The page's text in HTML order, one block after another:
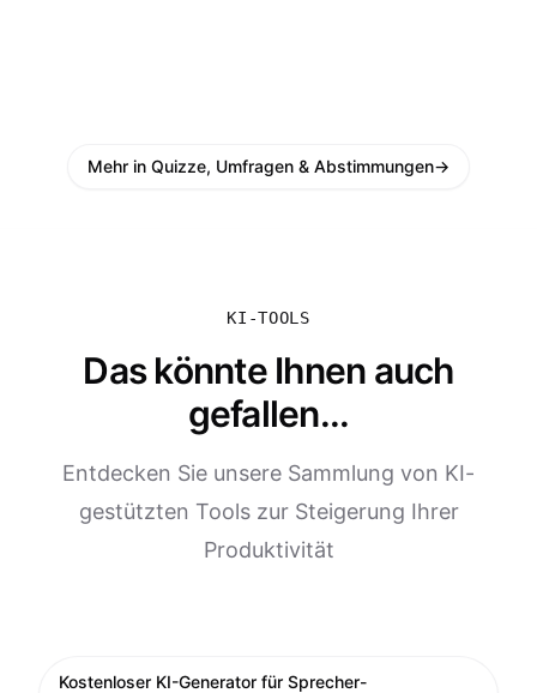
Mehr in Quizze, Umfragen & Abstimmungen→
KI-TOOLS
Das könnte Ihnen auch
gefallen...
Entdecken Sie unsere Sammlung von KI-
gestützten Tools zur Steigerung Ihrer
Produktivität
Kostenloser KI-Generator für Sprecher-